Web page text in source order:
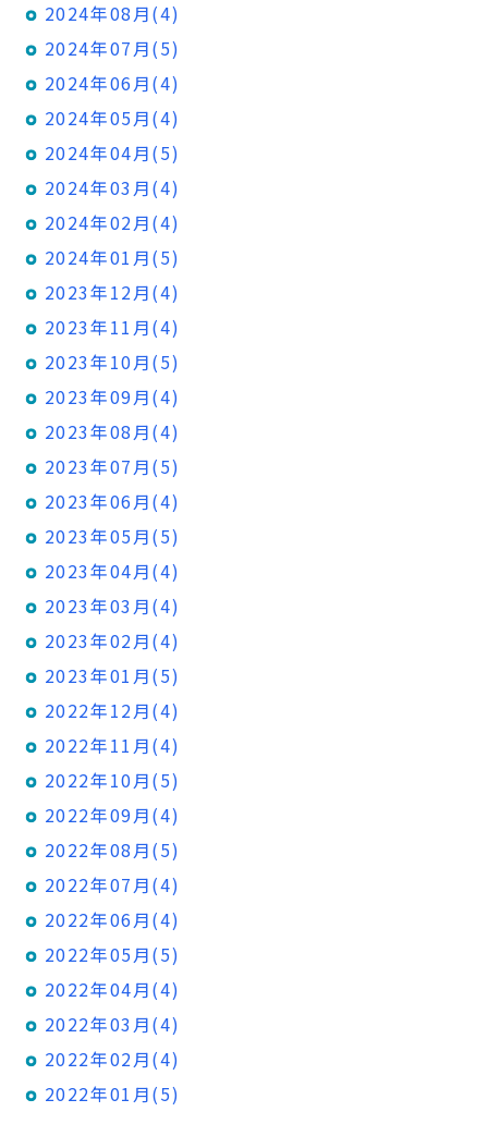
2024年08月(4)
2024年07月(5)
2024年06月(4)
2024年05月(4)
2024年04月(5)
2024年03月(4)
2024年02月(4)
2024年01月(5)
2023年12月(4)
2023年11月(4)
2023年10月(5)
2023年09月(4)
2023年08月(4)
2023年07月(5)
2023年06月(4)
2023年05月(5)
2023年04月(4)
2023年03月(4)
2023年02月(4)
2023年01月(5)
2022年12月(4)
2022年11月(4)
2022年10月(5)
2022年09月(4)
2022年08月(5)
2022年07月(4)
2022年06月(4)
2022年05月(5)
2022年04月(4)
2022年03月(4)
2022年02月(4)
2022年01月(5)